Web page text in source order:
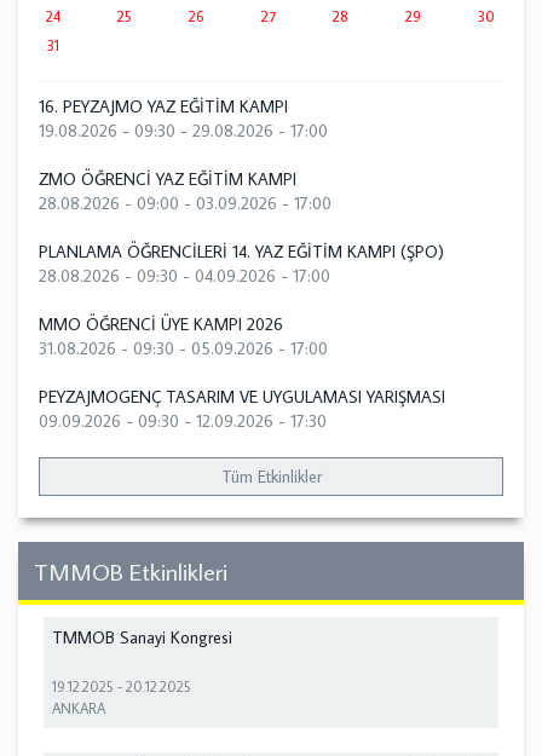
24
25 26 27 28 29
30
31
16. PEYZAJMO YAZ EĞİTİM KAMPI
19.08.2026 - 09:30 - 29.08.2026 - 17:00
ZMO ÖĞRENCİ YAZ EĞİTİM KAMPI
28.08.2026 - 09:00 - 03.09.2026 - 17:00
PLANLAMA ÖĞRENCİLERİ 14. YAZ EĞİTİM KAMPI (ŞPO)
28.08.2026 - 09:30 - 04.09.2026 - 17:00
MMO ÖĞRENCİ ÜYE KAMPI 2026
31.08.2026 - 09:30 - 05.09.2026 - 17:00
PEYZAJMOGENÇ TASARIM VE UYGULAMASI YARIŞMASI
09.09.2026 - 09:30 - 12.09.2026 - 17:30
Tüm Etkinlikler
TMMOB Etkinlikleri
TMMOB Sanayi Kongresi
19.12.2025 -20.12.2025
ANKARA